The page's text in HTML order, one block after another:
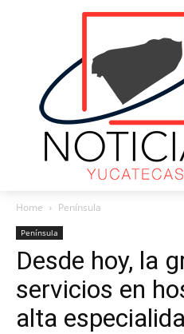
Home Península
Península
Desde hoy, la
servicios en
alta